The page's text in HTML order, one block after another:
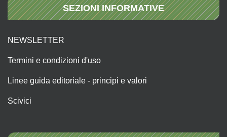
SEZIONI INFORMATIVE
NEWSLETTER
Termini e condizioni d'uso
Linee guida editoriale - principi e valori
Scivici